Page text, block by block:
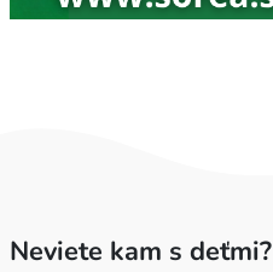
Neviete kam s deťmi?